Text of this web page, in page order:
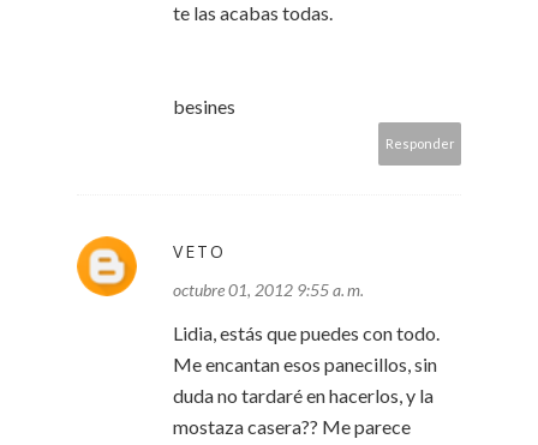
te las acabas todas.
besines
Responder
VETO
octubre 01, 2012 9:55 a. m.
Lidia, estás que puedes con todo.
Me encantan esos panecillos, sin
duda no tardaré en hacerlos, y la
mostaza casera?? Me parece